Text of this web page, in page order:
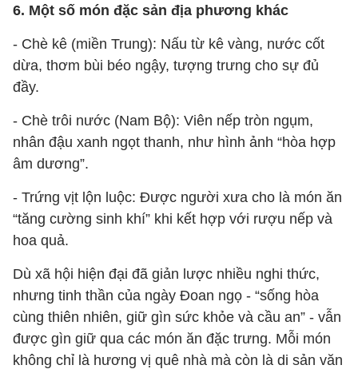
6. Một số món đặc sản địa phương khác
- Chè kê (miền Trung): Nấu từ kê vàng, nước cốt
dừa, thơm bùi béo ngậy, tượng trưng cho sự đủ
đầy.
- Chè trôi nước (Nam Bộ): Viên nếp tròn ngụm,
nhân đậu xanh ngọt thanh, như hình ảnh “hòa hợp
âm dương”.
- Trứng vịt lộn luộc: Được người xưa cho là món ăn
“tăng cường sinh khí” khi kết hợp với rượu nếp và
hoa quả.
Dù xã hội hiện đại đã giản lược nhiều nghi thức,
nhưng tinh thần của ngày Đoan ngọ - “sống hòa
cùng thiên nhiên, giữ gìn sức khỏe và cầu an” - vẫn
được gìn giữ qua các món ăn đặc trưng. Mỗi món
không chỉ là hương vị quê nhà mà còn là di sản văn